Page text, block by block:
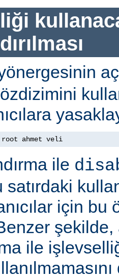
ahmet veli
ile
için bu
şekilde,
ile